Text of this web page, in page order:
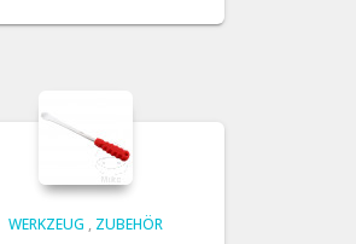
WERKZEUG , ZUBEHÖR